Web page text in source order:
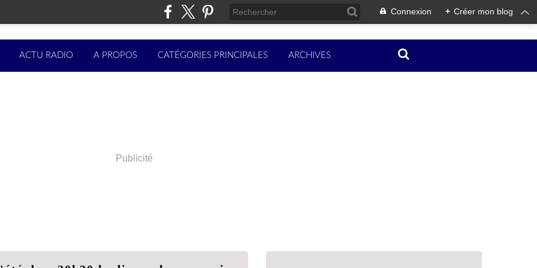
Connexion + Créer mon blog
ACTU RADIO A PROPOS CATÉGORIES PRINCIPALES ARCHIVES
Publicité